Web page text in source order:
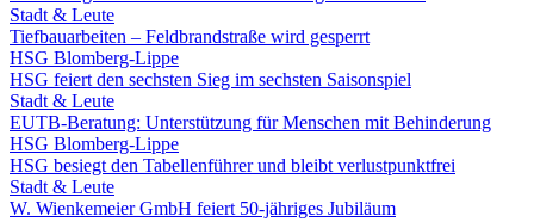
Stadt & Leute
Tiefbauarbeiten – Feldbrandstraße wird gesperrt
HSG Blomberg-Lippe
HSG feiert den sechsten Sieg im sechsten Saisonspiel
Stadt & Leute
EUTB-Beratung: Unterstützung für Menschen mit Behinderung
HSG Blomberg-Lippe
HSG besiegt den Tabellenführer und bleibt verlustpunktfrei
Stadt & Leute
W. Wienkemeier GmbH feiert 50-jähriges Jubiläum